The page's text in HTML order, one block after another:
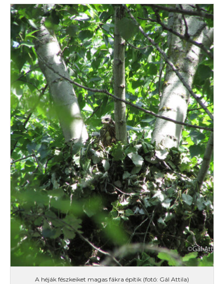
A héják fészkeiket magas fákra építik (fotó: Gál Attila)